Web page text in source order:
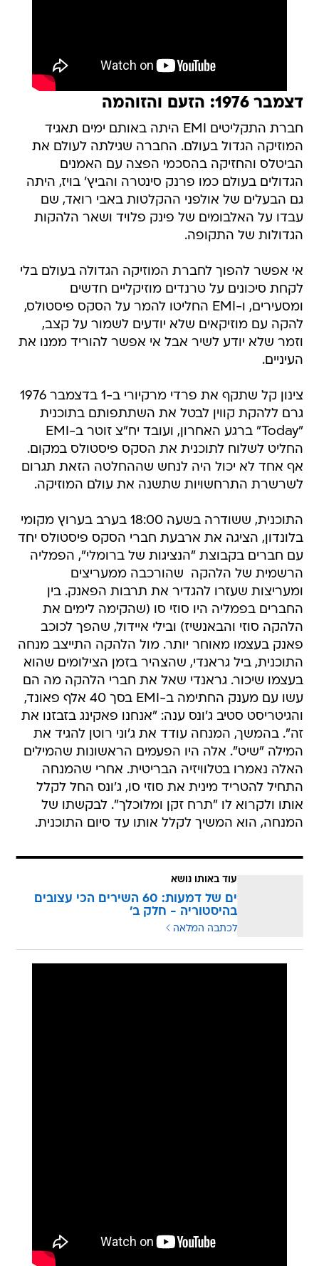
דצמבר 1976: הזעם והזוהמה
חברת התקליטים EMI היתה באותם ימים תאגיד
המוזיקה הגדול בעולם. החברה שגילתה לעולם את
הביטלס והחזיקה בהסכמי הפצה עם האמנים
הגדולים בעולם כמו פרנק סינטרה והביץ' בויז, היתה
גם הבעלים של אולפני ההקלטות באבי רואד, שם
עבדו על האלבומים של פינק פלויד ושאר הלהקות
הגדולות של התקופה.
אי אפשר להפוך לחברת המוזיקה הגדולה בעולם בלי
לקחת סיכונים על טרנדים מוזיקליים חדשים
ומסעירים, ו-EMI החליטו להמר על הסקס פיסטולס,
להקה עם מוזיקאים שלא יודעים לשמור על קצב,
וזמר שלא יודע לשיר אבל אי אפשר להוריד ממנו את
העיניים.
צינון קל שתקף את פרדי מרקיורי ב-1 בדצמבר 1976
גרם ללהקת קווין לבטל את השתתפותם בתוכנית
"Today" ברגע האחרון, ועובד יח"צ זוטר ב-EMI
החליט לשלוח לתוכנית את הסקס פיסטולס במקום.
אף אחד לא יכול היה לנחש שההחלטה הזאת תגרום
לשרשרת התרחשויות שתשנה את עולם המוזיקה.
התוכנית, ששודרה בשעה 18:00 בערב בערוץ מקומי
בלונדון, הציגה את ארבעת חברי הסקס פיסטולס יחד
עם חברים בקבוצת "הנציגות של ברומלי", הפמליה
הרשמית של הלהקה  שהורכבה ממעריצים
ומעריצות שעזרו להגדיר את תרבות הפאנק. בין
החברים בפמליה היו סוזי סו (שהקימה לימים את
הלהקה סוזי והבאנשיז) ובילי איידול, שהפך לכוכב
פאנק בעצמו מאוחר יותר. מול הלהקה התייצב מנחה
התוכנית, ביל גראנדי, שהצהיר בזמן הצילומים שהוא
בעצמו שיכור. גראנדי שאל את חברי הלהקה מה הם
עשו עם מענק החתימה ב-EMI בסך 40 אלף פאונד,
והגיטריסט סטיב ג'ונס ענה: "אנחנו פאקינג בזבזנו את
זה". בהמשך, המנחה עודד את ג'וני רוטן להגיד את
המילה "שיט". אלה היו הפעמים הראשונות שהמילים
האלה נאמרו בטלוויזיה הבריטית. אחרי שהמנחה
התחיל להטריד מינית את סוזי סו, ג'ונס החל לקלל
אותו ולקרוא לו "תרח זקן ומלוכלך". לבקשתו של
המנחה, הוא המשיך לקלל אותו עד סיום התוכנית.
עוד באותו נושא
ים של דמעות: 60 השירים הכי עצובים
בהיסטוריה - חלק ב'
לכתבה המלאה